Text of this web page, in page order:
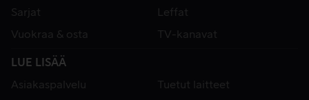
Sarjat
Leffat
Vuokraa & osta
TV-kanavat
LUE LISÄÄ
Asiakaspalvelu
Tuetut laitteet